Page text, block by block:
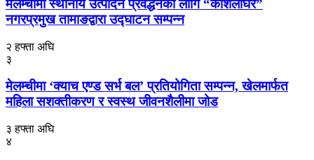
मेलम्चीमा स्थानीय उत्पादन प्रवर्द्धनका लागि “कोशेलीघर”
नगरप्रमुख तामाङद्वारा उद्घाटन सम्पन्न
२ हफ्ता अघि
३
मेलम्चीमा ‘क्याच एण्ड सर्भ बल’ प्रतियोगिता सम्पन्न, खेलमार्फत
महिला सशक्तीकरण र स्वस्थ जीवनशैलीमा जोड
३ हफ्ता अघि
४